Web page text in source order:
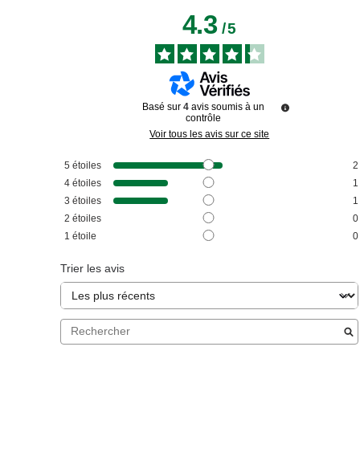
4.3/5
Basé sur 4 avis soumis à un
contrôle
Voir tous les avis sur ce site
5 étoiles
2
4 étoiles
1
3 étoiles
1
2 étoiles
0
1 étoile 0
Trier les avis